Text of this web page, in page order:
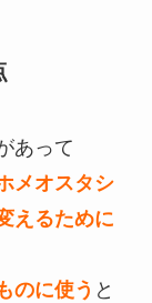
あって
メオスタシ
えるために
のに使う と